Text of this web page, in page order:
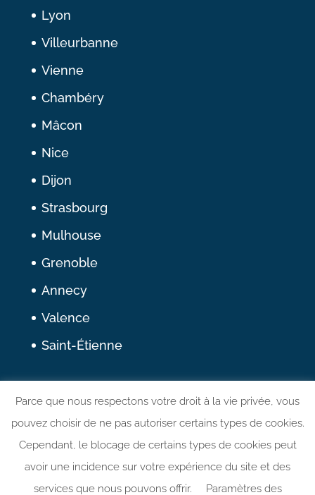
Lyon
Villeurbanne
Vienne
Chambéry
Mâcon
Nice
Dijon
Strasbourg
Mulhouse
Grenoble
Annecy
Valence
Saint-Étienne
Nous suivre
Linkedin
Parce que nous respectons votre droit à la vie privée, vous
pouvez choisir de ne pas autoriser certains types de cookies.
Cependant, le blocage de certains types de cookies peut
avoir une incidence sur votre expérience du site et des
services que nous pouvons offrir.
Paramètres des